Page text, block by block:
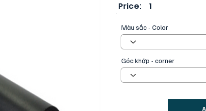
Price: 1
Màu sắc - Color
Góc khớp - corner